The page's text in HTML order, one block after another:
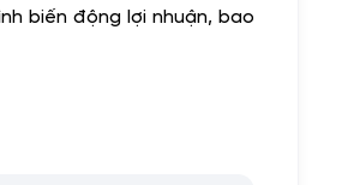
biến động lợi nhuận, bao